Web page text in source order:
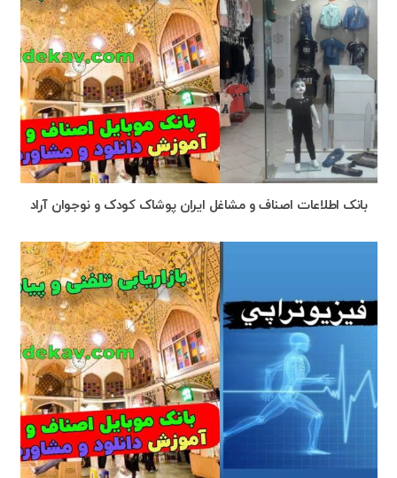
بانک اطلاعات اصناف و مشاغل ایران پوشاک کودک و نوجوان آراد